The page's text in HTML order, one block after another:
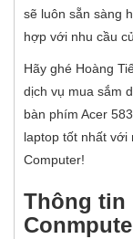
sẽ luôn sẵn sàng
hợp với nhu cầu
Hãy ghé Hoàng
dịch vụ mua sắm
bàn phím Acer
laptop tốt nhất với
Computer!
Thông tin